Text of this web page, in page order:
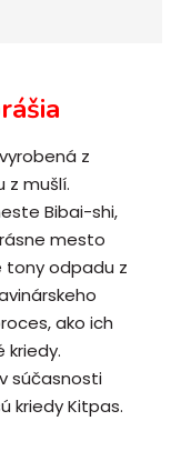
z
z mušlí.
Bibai-shi,
mesto
tony odpadu z
ako ich
kriedy.
súčasnosti
kriedy Kitpas.